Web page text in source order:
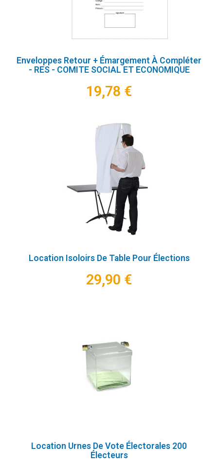
Enveloppes Retour + Émargement À Compléter
- RES - COMITE SOCIAL ET ECONOMIQUE
19,78 €
Location Isoloirs De Table Pour Élections
29,90 €
Location Urnes De Vote Électorales 200
Électeurs